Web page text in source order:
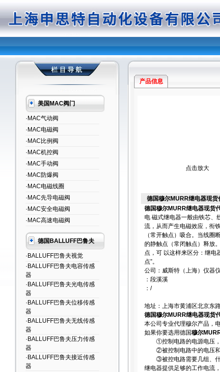
美国MAC阀门
·MAC气动阀
·MAC电磁阀
·MAC比例阀
·MAC机控阀
·MAC手动阀
·MAC防爆阀
·MAC电磁线圈
·MAC先导电磁阀
·MAC安全电磁阀
·MAC高速电磁阀
德国BALLUFF巴鲁夫
·BALLUFF巴鲁夫视觉
·BALLUFF巴鲁夫电容传感
器
·BALLUFF巴鲁夫光电传感
器
·BALLUFF巴鲁夫位移传感
器
·BALLUFF巴鲁夫无线传感
器
·BALLUFF巴鲁夫压力传感
器
·BALLUFF巴鲁夫接近传感
器
产品信息
点击放大
德国穆尔MURR继电器现货
德国穆尔MURR继电器现货
电 磁式继电器一般由铁芯、
流，从而产生电磁效应，衔
（常开触点）吸合。当线
的静触点（常闭触点）释放
点，可 以这样来区分：继电
点”。
公司：威斯特（上海）仪器
：段溪溪
：/
地址：上海市黄浦区北京东
德国穆尔MURR继电器现货
本公司专业代理穆尔产品，
如果你要选用德国穆尔
①控制电路的电源电压，
②被控制电路中的电压和
③被控电路需要几组、什
继电器提供足够的工作电流